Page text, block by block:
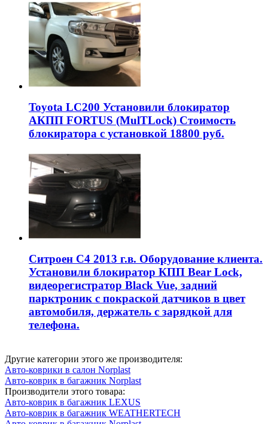
Toyota LC200 Установили блокиратор
АКПП FORTUS (MulTLock) Стоимость
блокиратора с установкой 18800 руб.
Ситроен С4 2013 г.в. Оборудование клиента.
Установили блокиратор КПП Bear Lock,
видеорегистратор Black Vue, задний
парктроник с покраской датчиков в цвет
автомобиля, держатель с зарядкой для
телефона.
Другие категории этого же производителя:
Авто-коврики в салон Norplast
Авто-коврик в багажник Norplast
Производители этого товара:
Авто-коврик в багажник LEXUS
Авто-коврик в багажник WEATHERTECH